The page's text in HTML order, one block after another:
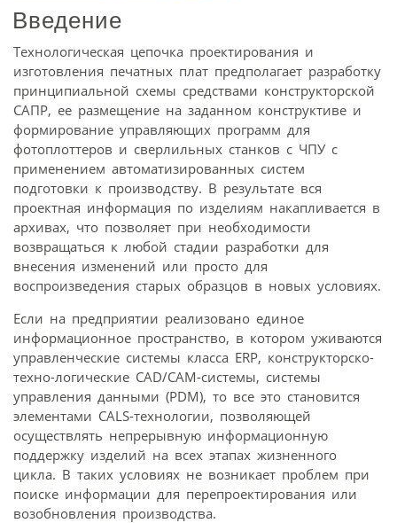
Введение
Технологическая цепочка проектирования и
изготовления печатных плат предполагает разработку
принципиальной схемы средствами конструкторской
САПР, ее размещение на заданном конструктиве и
формирование управляющих программ для
фотоплоттеров и сверлильных станков с ЧПУ с
применением автоматизированных систем
подготовки к производству. В результате вся
проектная информация по изделиям накапливается в
архивах, что позволяет при необходимости
возвращаться к любой стадии разработки для
внесения изменений или просто для
воспроизведения старых образцов в новых условиях.
Если на предприятии реализовано единое
информационное пространство, в котором уживаются
управленческие системы класса ERP, конструкторско-
техно-логические CAD/CAM-системы, системы
управления данными (PDM), то все это становится
элементами CALS-технологии, позволяющей
осуществлять непрерывную информационную
поддержку изделий на всех этапах жизненного
цикла. В таких условиях не возникает проблем при
поиске информации для перепроектирования или
возобновления производства.